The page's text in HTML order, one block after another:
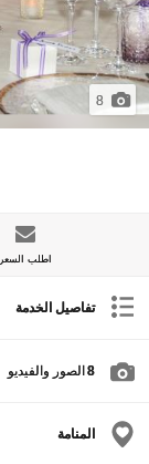
8
اطلب السعر
تفاصيل الخدمة
8 الصور والفيديو
المنامة